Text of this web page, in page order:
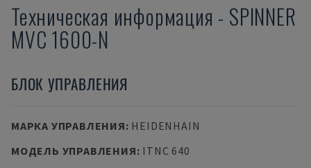
Техническая информация - SPINNER
MVC 1600-N
БЛОК УПРАВЛЕНИЯ
МАРКА УПРАВЛЕНИЯ: HEIDENHAIN
МОДЕЛЬ УПРАВЛЕНИЯ: ITNC 640